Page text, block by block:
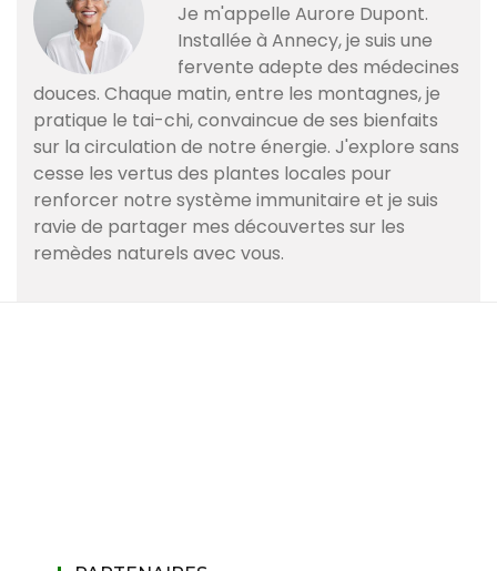
Je m'appelle Aurore Dupont.
Installée à Annecy, je suis une
fervente adepte des médecines
douces. Chaque matin, entre les montagnes, je
pratique le tai-chi, convaincue de ses bienfaits
sur la circulation de notre énergie. J'explore sans
cesse les vertus des plantes locales pour
renforcer notre système immunitaire et je suis
ravie de partager mes découvertes sur les
remèdes naturels avec vous.